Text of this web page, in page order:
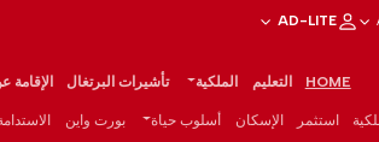
AD-LITE
HOME التعليم الملكية تأشيرات البرتغال الإقامة
استثمر الإسكان أسلوب حياة بورت واين